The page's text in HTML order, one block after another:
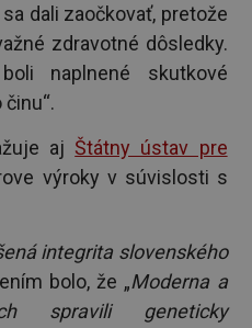
dali zaočkovať, pretože
zdravotné dôsledky.
naplnené skutkové
aj Štátny ústav pre
výroky v súvislosti s
integrita slovenského
bolo, že „Moderna a
spravili geneticky